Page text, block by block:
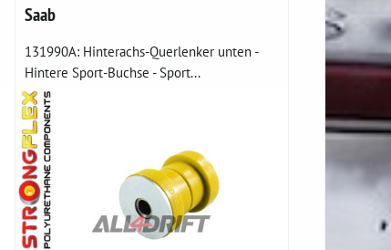
Saab
131990A: Hinterachs-Querlenker unten -
Hintere Sport-Buchse - Sport...